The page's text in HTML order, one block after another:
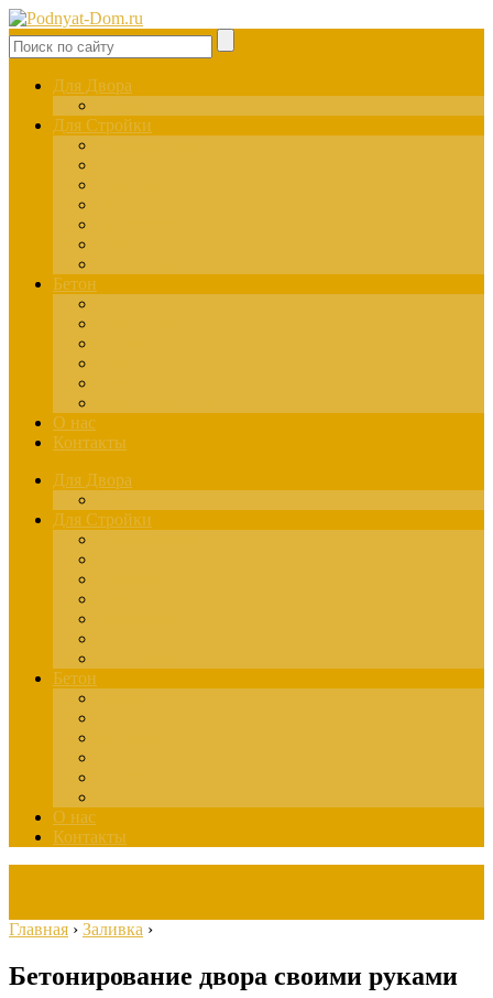
Для Двора
Для Стройки
Бетон
О нас
Контакты
Для Двора
Для Стройки
Бетон
О нас
Контакты
Главная › Заливка ›
Бетонирование двора своими руками